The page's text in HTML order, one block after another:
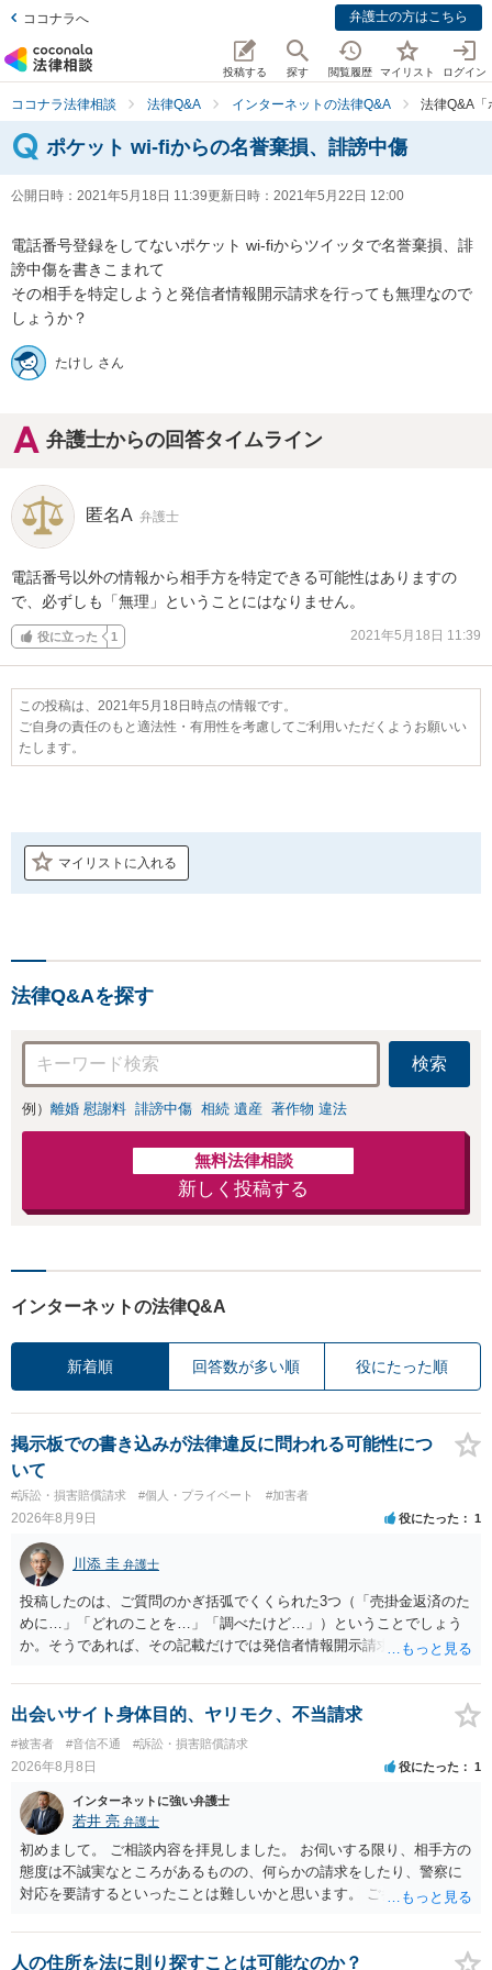
ココナラへ 弁護士の方はこちら
投稿する 探す 閲覧履歴 マイリスト ログイン
ココナラ法律相談 法律Q&A インターネットの法律Q&A 法律Q&A
ポケット wi-fiからの名誉棄損、誹謗中傷
公開日時： 2021年5月18日 11:39更新日時： 2021年5月22日 12:00
電話番号登録をしてないポケット wi-fiからツイッタで名誉棄損、誹
謗中傷を書きこまれて
その相手を特定しようと発信者情報開示請求を行っても無理なので
しょうか？
たけし さん
弁護士からの回答タイムライン
匿名A 弁護士
電話番号以外の情報から相手方を特定できる可能性はありますの
で、必ずしも「無理」ということにはなりません。
役に立った 1 2021年5月18日 11:39
この投稿は、2021年5月18日時点の情報です。
ご自身の責任のもと適法性・有用性を考慮してご利用いただくようお願いい
たします。
マイリストに入れる
法律Q&Aを探す
検索
例） 離婚 慰謝料 誹謗中傷 相続 遺産 著作物 違法
無料法律相談
新しく投稿する
インターネットの法律Q&A
新着順 回答数が多い順 役にたった順
掲示板での書き込みが法律違反に問われる可能性につ
いて
#訴訟・損害賠償請求 #個人・プライベート #加害者
2026年8月9日 役にたった 1
川添 圭 弁護士
投稿したのは、ご質問のかぎ括弧でくくられた3つ（「売掛金返済のた
めに…」「どれのことを…」「調べたけど…」）ということでしょう
か。そうであれば、その記載だけでは発信者情報開示請求が認められ
ただ、「328が名誉毀損、偽計業務妨害、侮辱罪、ストーカー等に関す
る法律違反に該当するといわれ」とのことですので、ご質問に書かれ
ていない何らかの背景事情があれば、回答は180度変わるかもしれませ
ん。公開の場で詳細を投稿することは不適当と思われますので、弁護
士へ直接相談した方がよいでしょう。
出会いサイト身体目的、ヤリモク、不当請求
#被害者 #音信不通 #訴訟・損害賠償請求
2026年8月8日 役にたった 1
インターネットに強い弁護士
若井 亮 弁護士
初めまして。 ご相談内容を拝見しました。 お伺いする限り、相手方の
態度は不誠実なところがあるものの、何らかの請求をしたり、警察に
対応を要請するといったことは難しいかと思います。 ご参考になれば
人の住所を法に則り探すことは可能なのか？